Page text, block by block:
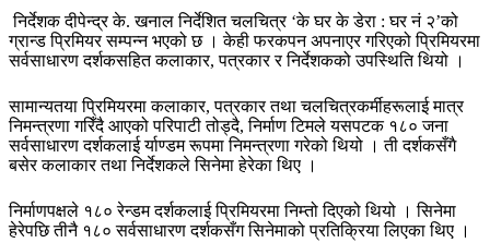
निर्देशक दीपेन्द्र के. खनाल निर्देशित चलचित्र ‘के घर के डेरा : घर नं २’को
ग्रान्ड प्रिमियर सम्पन्न भएको छ । केही फरकपन अपनाएर गरिएको प्रिमियरमा
सर्वसाधारण दर्शकसहित कलाकार, पत्रकार र निर्देशकको उपस्थिति थियो ।
सामान्यतया प्रिमियरमा कलाकार, पत्रकार तथा चलचित्रकर्मीहरूलाई मात्र
निमन्त्रणा गरिँदै आएको परिपाटी तोड्दै, निर्माण टिमले यसपटक १८० जना
सर्वसाधारण दर्शकलाई र्याण्डम रूपमा निमन्त्रणा गरेको थियो । ती दर्शकसँगै
बसेर कलाकार तथा निर्देशकले सिनेमा हेरेका थिए ।
निर्माणपक्षले १८० रेन्डम दर्शकलाई प्रिमियरमा निम्तो दिएको थियो । सिनेमा
हेरेपछि तीनै १८० सर्वसाधारण दर्शकसँग सिनेमाको प्रतिक्रिया लिएका थिए ।